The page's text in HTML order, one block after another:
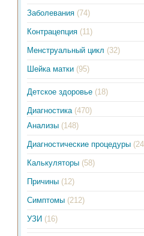
Заболевания (74)
Контрацепция (11)
Менструальный цикл (32)
Шейка матки (95)
Детское здоровье (18)
Диагностика (470)
Анализы (148)
Диагностические процедуры
Калькуляторы (58)
Причины (12)
Симптомы (212)
УЗИ (16)